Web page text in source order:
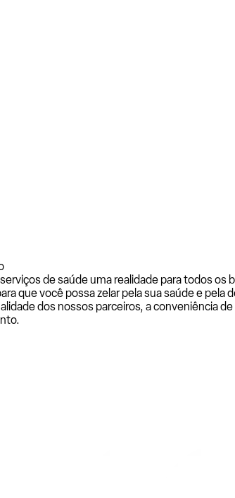
de saúde uma realidade para todos
que você possa zelar pela sua saúde e
dos nossos parceiros, a conveniência